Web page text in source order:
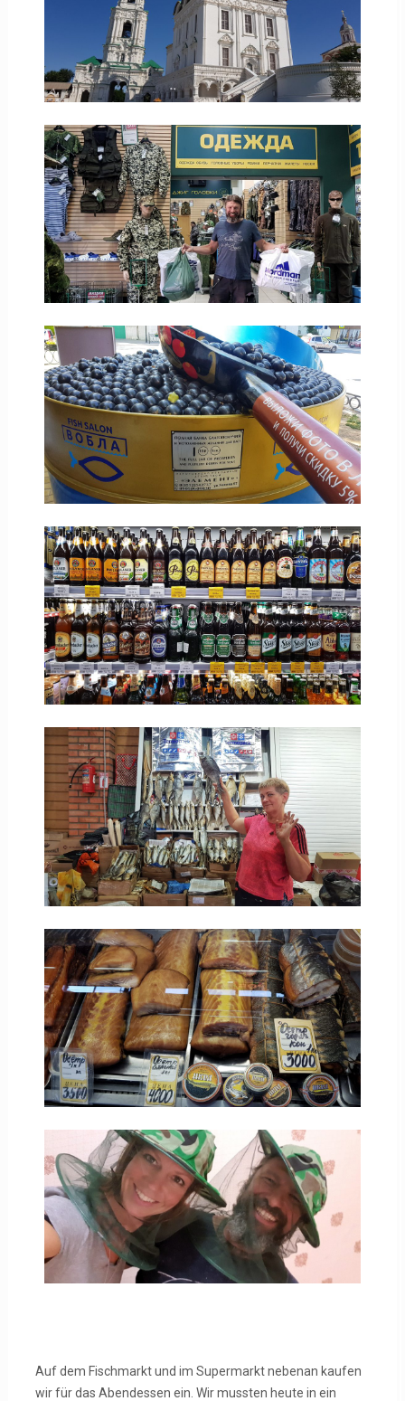
Auf dem Fischmarkt und im Supermarkt nebenan kaufen
wir für das Abendessen ein. Wir mussten heute in ein